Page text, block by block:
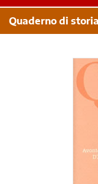
Quaderno di